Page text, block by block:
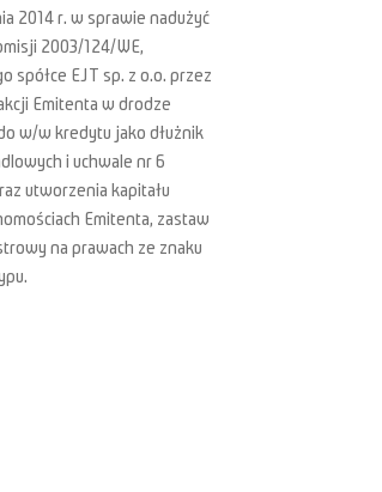
2014 r. w sprawie nadużyć
2003/124/WE,
spółce EJT sp. z o.o. przez
Emitenta w drodze
w/w kredytu jako dłużnik
i uchwale nr 6
utworzenia kapitału
Emitenta, zastaw
na prawach ze znaku